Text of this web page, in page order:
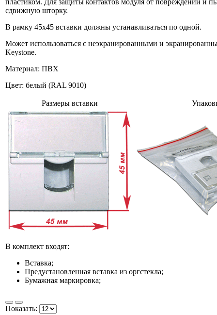
пластиком. Для защиты контактов модуля от повреждений и
сдвижную шторку.
В рамку 45x45 вставки должны устанавливаться по одной.
Может использоваться с неэкранированными и
Keystone.
Материал: ПВХ
Цвет: белый (RAL 9010)
Размеры вставки
В комплект входят:
Вставка;
Предустановленная вставка из оргстекла;
Бумажная маркировка;
Показать: